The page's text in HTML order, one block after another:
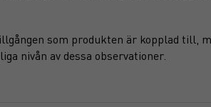
som produkten är kopplad till,
nivån av dessa observationer.